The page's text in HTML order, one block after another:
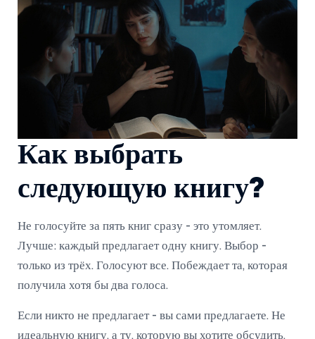
Как выбрать
следующую книгу?
Не голосуйте за пять книг сразу - это утомляет.
Лучше: каждый предлагает одну книгу. Выбор -
только из трёх. Голосуют все. Побеждает та, которая
получила хотя бы два голоса.
Если никто не предлагает - вы сами предлагаете. Не
идеальную книгу, а ту, которую вы хотите обсудить.